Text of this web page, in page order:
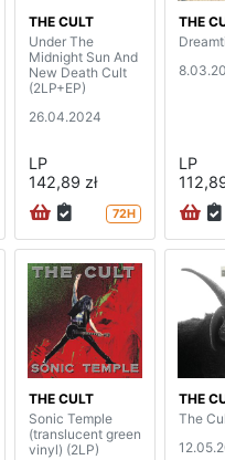
THE CULT
Under The
Midnight Sun And
New Death Cult
(2LP+EP)
26.04.2024
LP
142,89 zł
72H
THE
LP
THE CULT
Sonic Temple
(translucent green
vinyl) (2LP)
THE
The